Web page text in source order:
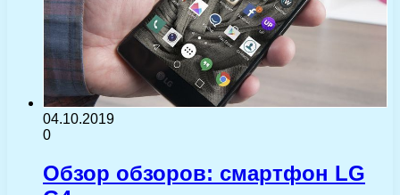
04.10.2019
0
Обзор обзоров: смартфон LG